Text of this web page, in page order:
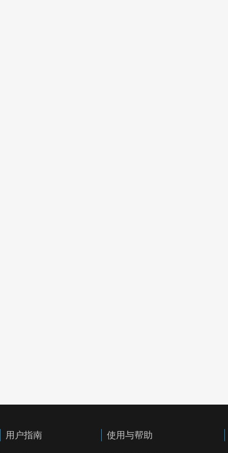
用户指南 使用与帮助